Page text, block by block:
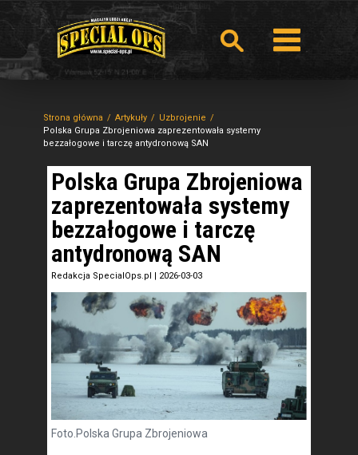
Strona główna Artykuły
Uzbrojenie
Polska Grupa Zbrojeniowa zaprezentowała systemy
bezzałogowe i tarczę antydronową SAN
Polska Grupa Zbrojeniowa
zaprezentowała systemy
bezzałogowe i tarczę
antydronową SAN
Redakcja SpecialOps.pl | 2026-03-03
Foto.Polska Grupa Zbrojeniowa